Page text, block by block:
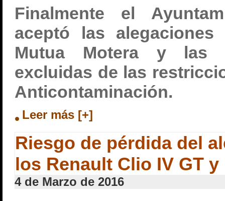
Finalmente el
aceptó las
Mutua Motera y las
excluidas de las
Anticontaminación.
Leer más [+]
Riesgo de pérdida del
los Renault Clio IV GT y
4 de Marzo de 2016